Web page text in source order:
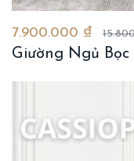
7.900.000 ₫
Giường Ngủ